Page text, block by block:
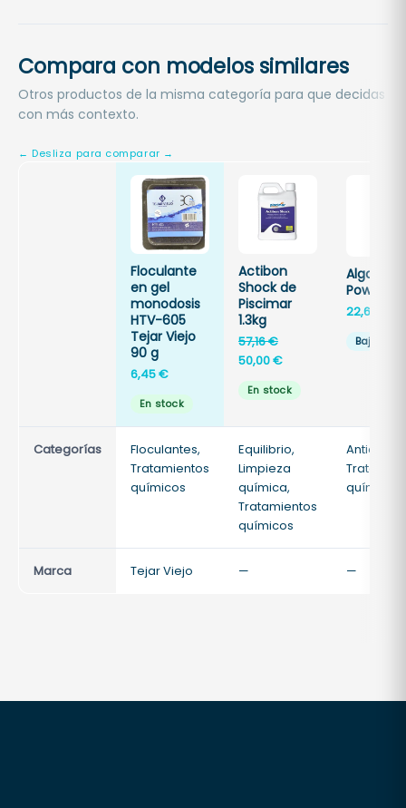
Compara con modelos similares
Otros productos de la misma categoría para que decidas
con más contexto.
Floculante
en gel
monodosis
HTV-605
Tejar Viejo
90 g
6,45€
En stock
Actibon
Shock de
Piscimar
1.3kg
57,16€El
precio
original
era:
50,00€El
precio
actual
En stock
Algastop
Power
22,60
Bajo
Categorías
Floculantes,
Tratamientos
químicos
Equilibrio,
Limpieza
química,
Tratamientos
químicos
Antialgas,
químicos
Marca Tejar Viejo — —